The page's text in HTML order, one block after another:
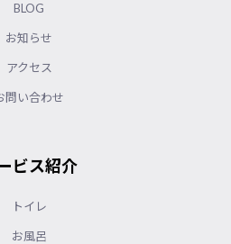
BLOG
お知らせ
アクセス
問い合わせ
ビス紹介
トイレ
お風呂